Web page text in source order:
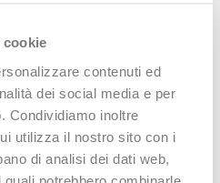
contenuti ed
dei social media e per
Condividiamo inoltre
utilizza il nostro sito con i
di analisi dei dati web,
potrebbero combinarle
MBT M-POWER 2024
229,00 €
119,90 €